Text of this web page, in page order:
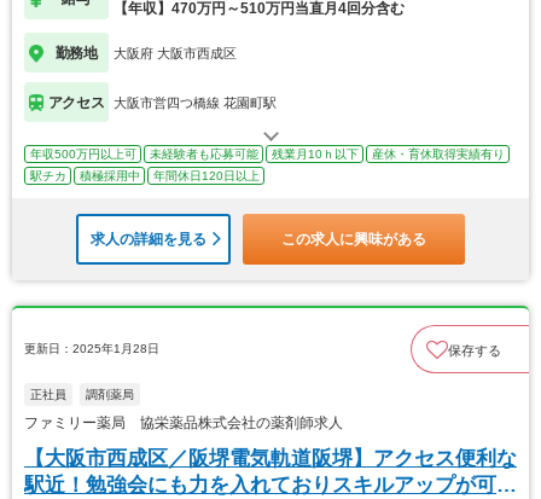
【年収】470万円～510万円当直月4回分含む
勤務地 大阪府 大阪市西成区
アクセス 大阪市営四つ橋線 花園町駅
年収500万円以上可 未経験者も応募可能 残業月10ｈ以下
産休・育休取得実績有り
駅チカ
積極採用中 年間休日120日以上
求人の詳細を見る この求人に興味がある
更新日：2025年1月28日 保存する
正社員 調剤薬局
ファミリー薬局 協栄薬品株式会社の薬剤師求人
【大阪市西成区／阪堺電気軌道阪堺】アクセス便利な
駅近！勉強会にも力を入れておりスキルアップが可能